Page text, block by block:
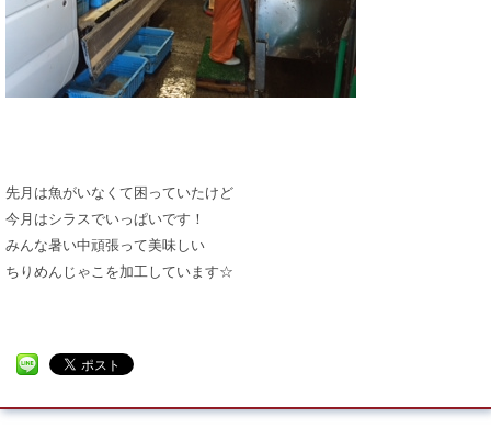
先月は魚がいなくて困っていたけど
今月はシラスでいっぱいです！
みんな暑い中頑張って美味しい
ちりめんじゃこを加工しています☆